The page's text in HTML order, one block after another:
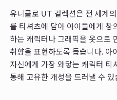
유니클로 UT 컬렉션은 전 세계
를 티셔츠에 담아 아이들에게 창
하는 캐릭터나 그래픽을 옷으로
취향을 표현하도록 돕습니다. 아
자신에게 가장 와닿는 캐릭터 티
통해 고유한 개성을 드러낼 수